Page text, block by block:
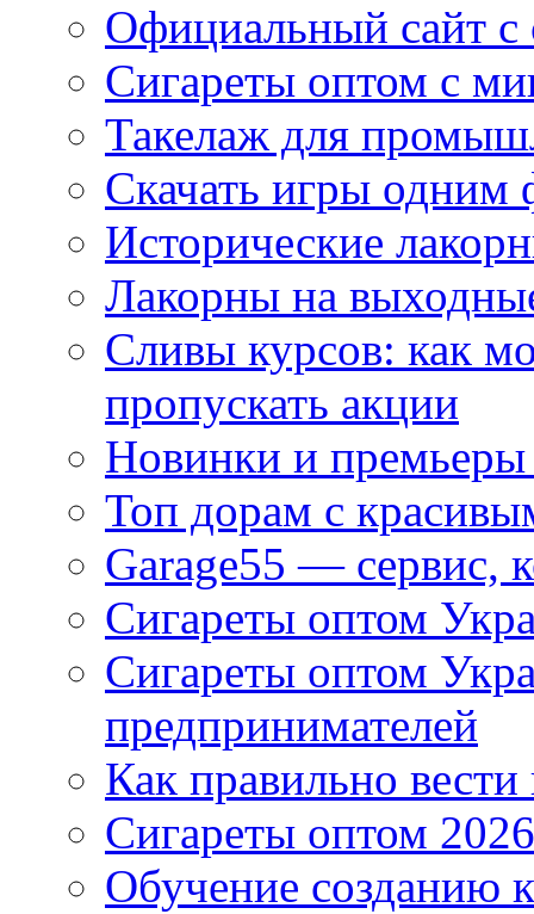
Официальный сайт
Сигареты оптом с
Такелаж для
Скачать игры одним
Исторические
Лакорны на
Сливы курсов: как
пропускать акции
Новинки и
Топ дорам с
Garage55 — сервис,
Сигареты оптом
Сигареты оптом
предпринимателей
Как правильно
Сигареты оптом
Обучение созданию